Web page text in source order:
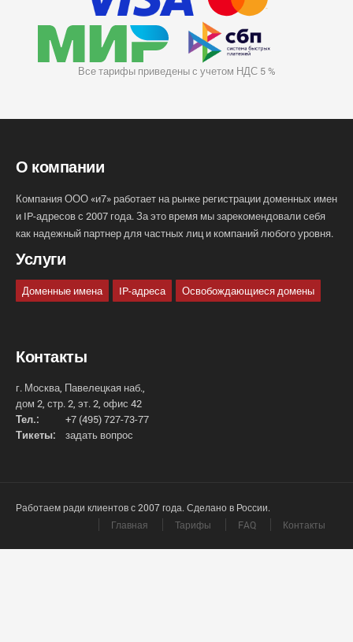
Все тарифы приведены с учетом НДС 5 %
О компании
Компания ООО «и7» работает на рынке регистрации доменных имен
и IP-адресов с 2007 года. За это время мы зарекомендовали себя
как надежный партнер для частных лиц и компаний любого уровня.
Услуги
Доменные имена IP-адреса Освобождающиеся домены
Контакты
г. Москва, Павелецкая наб.,
дом 2, стр. 2, эт. 2, офис 42
Тел.:
+7 (495) 727-73-77
Тикеты:
задать вопрос
Работаем ради клиентов с 2007 года. Сделано в России.
Главная
Тарифы FAQ Контакты